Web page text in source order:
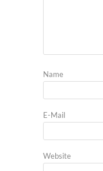
Name
E-Mail
Website